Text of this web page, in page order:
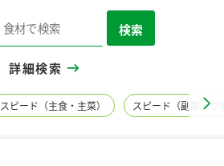
検索
詳細検索
スピード（主食・主菜） スピード（副菜・つ